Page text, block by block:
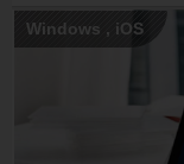
Windows , iOS